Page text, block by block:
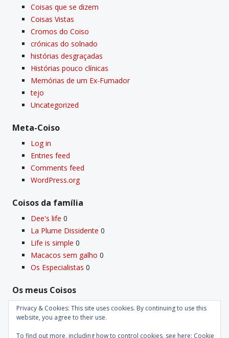
Coisas que se dizem
Coisas Vistas
Cromos do Coiso
crónicas do solnado
histórias desgraçadas
Histórias pouco clí­nicas
Memórias de um Ex-Fumador
tejo
Uncategorized
Meta-Coiso
Log in
Entries feed
Comments feed
WordPress.org
Coisos da famí­lia
Dee's life 0
La Plume Dissidente 0
Life is simple 0
Macacos sem galho 0
Os Especialistas 0
Os meus Coisos
Deus0
Velho Coiso0
Privacy & Cookies: This site uses cookies. By continuing to use this
website, you agree to their use.
To find out more, including how to control cookies, see here: Cookie